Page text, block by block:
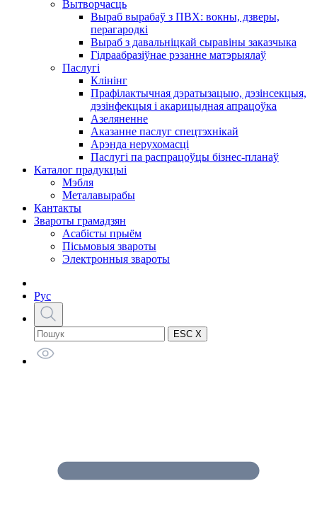
Вытворчасць
Выраб вырабаў з ПВХ: вокны, дзверы,
перагародкі
Выраб з давальніцкай сыравіны заказчыка
Гідраабразіўнае рэзанне матэрыялаў
Паслугі
Клінінг
Прафілактычная дэратызацыю, дэзiнсекцыя,
дэзінфекцыя і акарицыдная апрацоўка
Азеляненне
Аказанне паслуг спецтэхнікай
Арэнда нерухомасці
Паслугі па распрацоўцы бізнес-планаў
Каталог прадукцыі
Мэбля
Металавырабы
Кантакты
Звароты грамадзян
Асабісты прыём
Пісьмовыя звароты
Электронныя звароты
Рус
ESC X